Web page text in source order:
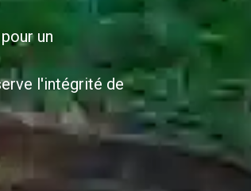
un
l'intégrité de